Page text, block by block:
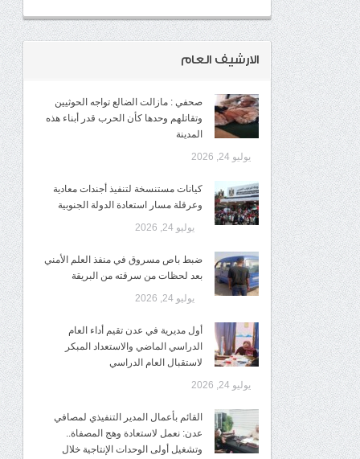
الارشيف العام
صحفي : مازالت الضالع تواجه الحوثيين
وتقاتلهم وحدها كأن الحرب قدر أبناء هذه
المدينة
يوليو 24, 2026
كيانات مستنسخة لتنفيذ أجندات معادية
وعرقلة مسار استعادة الدولة الجنوبية
يوليو 24, 2026
ضبط باص مسروق في منفذ العلم الأمني
بعد لحظات من سرقته من البريقة
يوليو 24, 2026
أول مديرية في عدن تقيم أداء العام
الدراسي الماضي والاستعداد المبكر
لاستقبال العام الدراسي
يوليو 24, 2026
القائم بأعمال المدير التنفيذي لمصافي
عدن: نعمل لاستعادة وهج المصفاة..
وتشغيل أولى الوحدات الإنتاجية خلال